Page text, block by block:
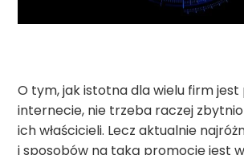
O tym, jak istotna dla wielu firm
internecie, nie trzeba raczej
ich właścicieli. Lecz aktualnie
i sposobów na taką promocję jest